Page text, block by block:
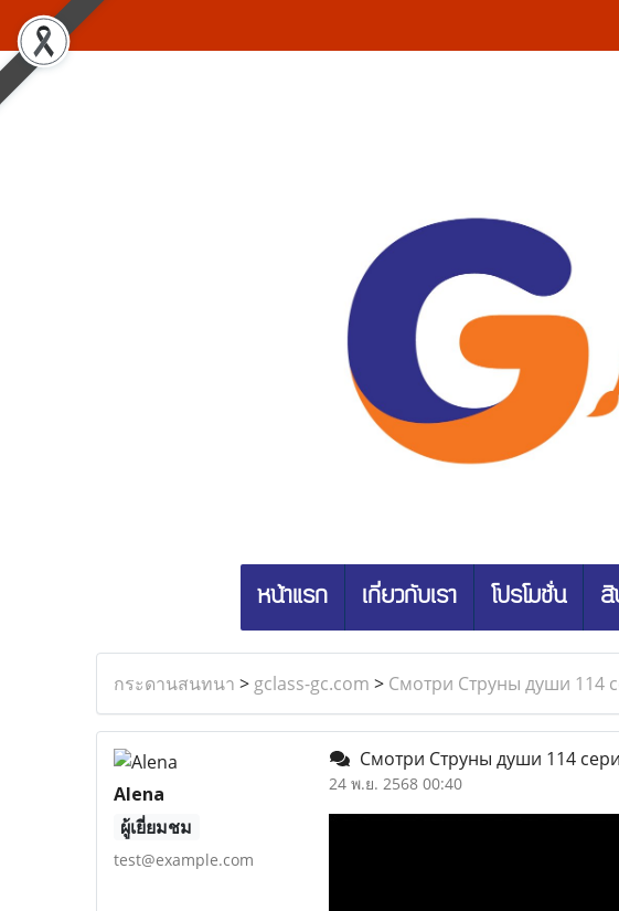
หน้าแรก เกี่ยวกับเรา โปรโมชั่น สิ
กระดานสนทนา > gclass-gc.com > Смотри Струны души 114
Alena
ผู้เยี่ยมชม
test@example.com
Смотри Струны души 114
24 พ.ย. 2568 00:40